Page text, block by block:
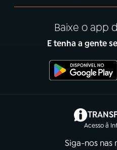
Baixe o app
E tenha a gente
Acesso à
Siga-nos nas